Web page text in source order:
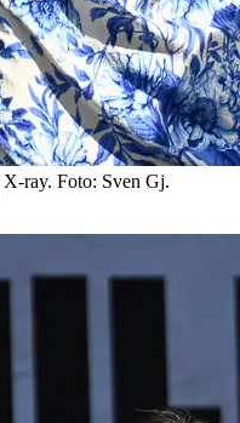
X-ray. Foto: Sven Gj.